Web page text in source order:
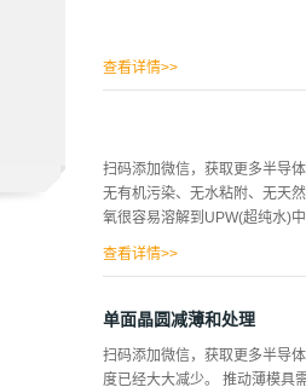
查看详情>>
扫码添加微信，获取更多半导
无有机污染、无水粘附、无天
氧很容易溶解到UPW(超纯水)
估了能够实现低于10ppm的低
失，并且观察到在2250 cm-1
查看详情>>
单面晶圆减薄和处理
扫码添加微信，获取更多半导
度已经大大减少。 推动薄模具